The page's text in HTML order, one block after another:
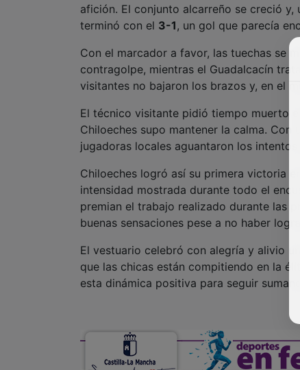
afición. El conjunto alcarreño se creció
terminó con el 3-1 , un gol que parecía
Con el marcador a favor, las tuechas se
contragolpe, mientras el Guadalcacín
visitantes no bajaron los brazos y, en el
El técnico visitante pidió tiempo muerto
Chiloeches supo mantener la calma. Con
jugadoras locales aguantaron los
Chiloeches logró así su primera victoria
intensidad mostrada durante todo el
premian el trabajo realizado durante las
buenas sensaciones pese a no haber
El vestuario celebró con alegría y alivio
que las chicas están compitiendo en la
esta dinámica positiva para seguir